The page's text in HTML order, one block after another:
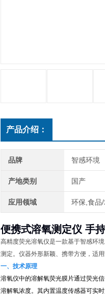
产品介绍：
品牌 智感环境
产地类别 国产
应用领域 环保,食品
便携式溶氧测定仪 手
高精度荧光溶氧仪是一款基于智感环
测定。仪器外形新颖、携带方便，适
一、技术原理
溶氧仪中的溶解氧荧光膜片通过荧光
溶解氧浓度。其内置温度传感器可实